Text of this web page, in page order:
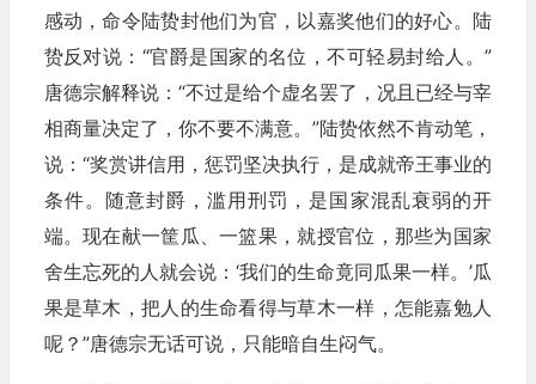
感动，命令陆贽封他们为官，以嘉奖他们的好心。陆
贽反对说：“官爵是国家的名位，不可轻易封给人。”
唐德宗解释说：“不过是给个虚名罢了，况且已经与宰
相商量决定了，你不要不满意。”陆贽依然不肯动笔，
说：“奖赏讲信用，惩罚坚决执行，是成就帝王事业的
条件。随意封爵，滥用刑罚，是国家混乱衰弱的开
端。现在献一筐瓜、一篮果，就授官位，那些为国家
舍生忘死的人就会说：‘我们的生命竟同瓜果一样。’瓜
果是草木，把人的生命看得与草木一样，怎能嘉勉人
呢？”唐德宗无话可说，只能暗自生闷气。